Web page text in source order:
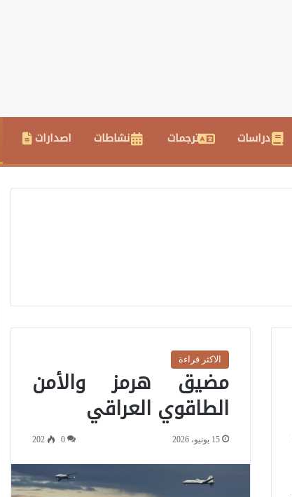
دراسات ترجمات نشاطات اصدارات
الاكثر قراءة
مضيق هرمز والأمن
الطاقوي العراقي
15 يونيو، 2026 0
202